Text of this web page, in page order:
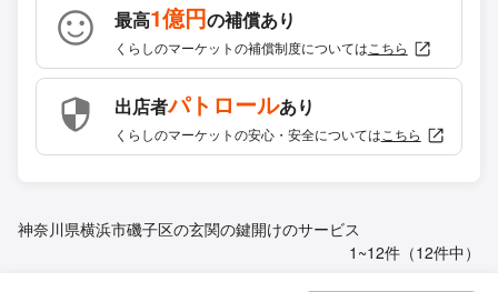
最高1億円の補償あり
くらしのマーケットの補償制度については こちら
出店者パトロールあり
くらしのマーケットの安心・安全については こちら
神奈川県横浜市磯子区の玄関の鍵開けのサービス
1~12件（12件中）